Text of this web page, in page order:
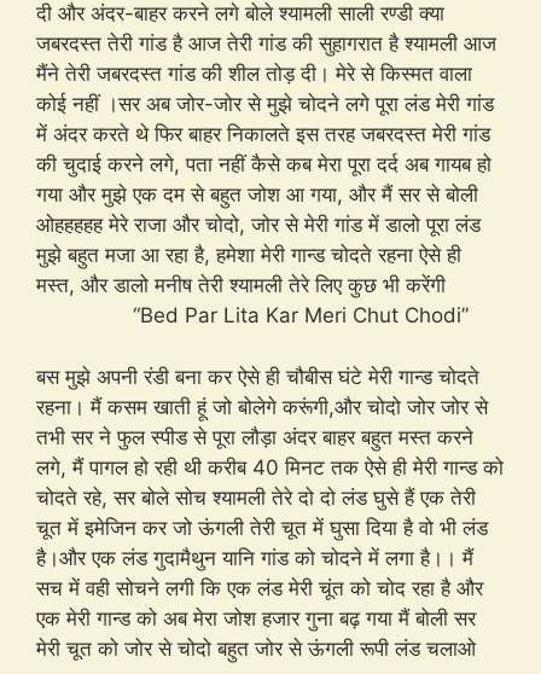
दी और अंदर-बाहर करने लगे बोले श्यामली साली रण्डी क्या
जबरदस्त तेरी गांड है आज तेरी गांड की सुहागरात है श्यामली आज
मैंने तेरी जबरदस्त गांड की शील तोड़ दी। मेरे से किस्मत वाला
कोई नहीं ।सर अब जोर-जोर से मुझे चोदने लगे पूरा लंड मेरी गांड
में अंदर करते थे फिर बाहर निकालते इस तरह जबरदस्त मेरी गांड
की चुदाई करने लगे, पता नहीं कैसे कब मेरा पूरा दर्द अब गायब हो
गया और मुझे एक दम से बहुत जोश आ गया, और मैं सर से बोली
ओहहहहह मेरे राजा और चोदो, जोर से मेरी गांड में डालो पूरा लंड
मुझे बहुत मजा आ रहा है, हमेशा मेरी गान्ड चोदते रहना ऐसे ही
मस्त, और डालो मनीष तेरी श्यामली तेरे लिए कुछ भी करेंगी
“Bed Par Lita Kar Meri Chut Chodi”
बस मुझे अपनी रंडी बना कर ऐसे ही चौबीस घंटे मेरी गान्ड चोदते
रहना। मैं कसम खाती हूं जो बोलेगे करूंगी,और चोदो जोर जोर से
तभी सर ने फुल स्पीड से पूरा लौड़ा अंदर बाहर बहुत मस्त करने
लगे, मैं पागल हो रही थी करीब 40 मिनट तक ऐसे ही मेरी गान्ड को
चोदते रहे, सर बोले सोच श्यामली तेरे दो दो लंड घुसे हैं एक तेरी
चूत में इमेजिन कर जो ऊंगली तेरी चूत में घुसा दिया है वो भी लंड
है।और एक लंड गुदामैथुन यानि गांड को चोदने में लगा है।। मैं
सच में वही सोचने लगी कि एक लंड मेरी चूंत को चोद रहा है और
एक मेरी गान्ड को अब मेरा जोश हजार गुना बढ़ गया मैं बोली सर
मेरी चूत को जोर से चोदो बहुत जोर से ऊंगली रूपी लंड चलाओ